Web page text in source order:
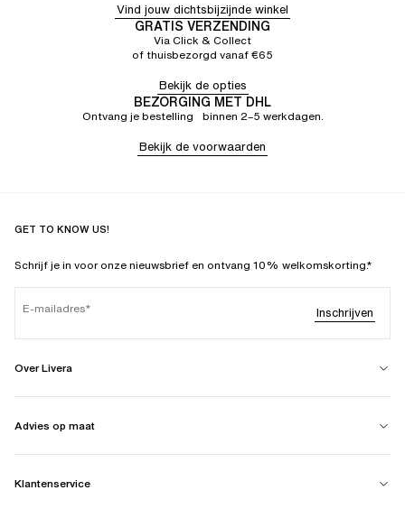
Vind jouw dichtsbijzijnde winkel
GRATIS VERZENDING
Via Click & Collect
of thuisbezorgd vanaf €65
Bekijk de opties
BEZORGING MET DHL
Ontvang je bestelling binnen 2–5 werkdagen.
Bekijk de voorwaarden
GET TO KNOW US!
Schrijf je in voor onze nieuwsbrief en ontvang 10% welkomskorting.*
E-mailadres Inschrijven
Over Livera
Advies op maat
Klantenservice